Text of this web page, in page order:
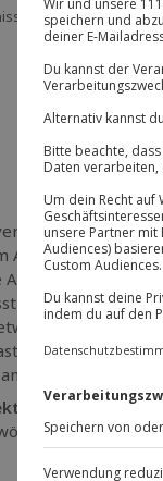
bei der Einlösung
in
Ambiente des
mit sich
du dich
erklärt.
bringen.
Abend